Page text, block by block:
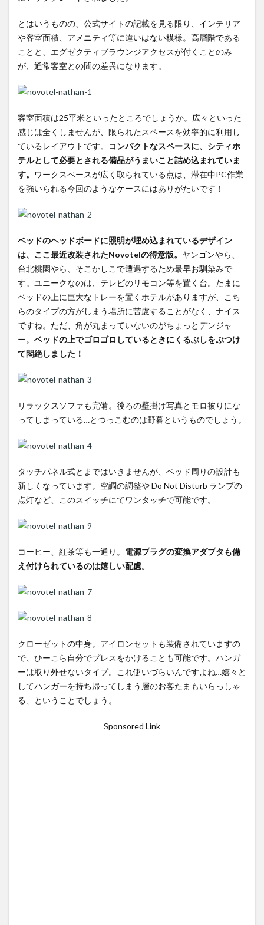
エグゼク
ティブキ
ングルー
ム 浴室
Novotel
Road
Kowloon
エグゼク
ティブラ
食
Novotel
Road
Kowloon
周辺環境
5
Novotel
Nathan
Road
Kowloon
のまとめ
とはいうものの、公式サイトの記載を見る限り、インテリア
や客室面積、アメニティ等に違いはない模様。高層階である
ことと、エグゼクティブラウンジアクセスが付くことのみ
が、通常客室との間の差異になります。
客室面積は25平米といったところでしょうか。広々といった
感じは全くしませんが、限られたスペースを効率的に利用し
ているレイアウトです。
コンパクトなスペースに、シティホ
テルとして必要とされる備品がうまいこと詰め込まれていま
す。 ワークスペースが広く取られている点は、滞在中PC作業
を強いられる今回のようなケースにはありがたいです！
ベッドのヘッドボードに照明が埋め込まれているデザイン
は、ここ最近改装されたNovotelの得意版。 ヤンゴンやら、
台北桃園やら、そこかしこで遭遇するため最早お馴染みで
す。ユニークなのは、テレビのリモコン等を置く台。たまに
ベッドの上に巨大なトレーを置くホテルがありますが、こち
らのタイプの方がしまう場所に苦慮することがなく、ナイス
ですね。ただ、角が丸まっていないのがちょっとデンジャ
ー。 ベッドの上でゴロゴロしているときにくるぶしをぶつけ
て悶絶しました！
リラックスソファも完備。後ろの壁掛け写真とモロ被りにな
ってしまっている…とつっこむのは野暮というものでしょう。
タッチパネル式とまではいきませんが、ベッド周りの設計も
新しくなっています。空調の調整や Do Not Disturb ランプの
点灯など、このスイッチにてワンタッチで可能です。
コーヒー、紅茶等も一通り。 電源プラグの変換アダプタも備
え付けられているのは嬉しい配慮。
クローゼットの中身。アイロンセットも装備されていますの
で、ひーこら自分でプレスをかけることも可能です。ハンガ
ーは取り外せないタイプ。これ使いづらいんですよね…嬉々と
してハンガーを持ち帰ってしまう層のお客たまもいらっしゃ
る、ということでしょう。
Sponsored Link